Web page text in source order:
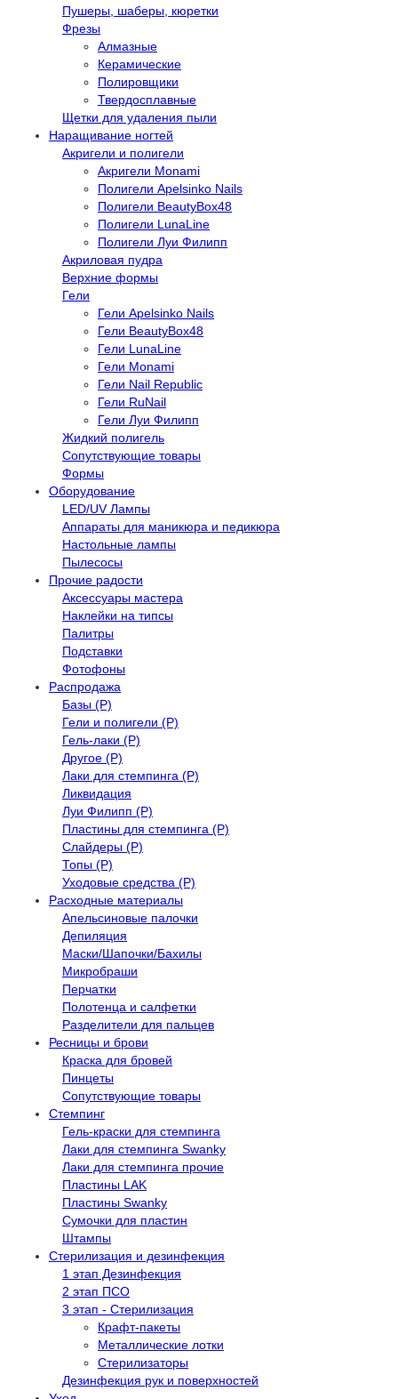
Пушеры, шаберы, кюретки
Фрезы
Алмазные
Керамические
Полировщики
Твердосплавные
Щетки для удаления пыли
Наращивание ногтей
Акригели и полигели
Акригели Monami
Полигели Apelsinko Nails
Полигели BeautyBox48
Полигели LunaLine
Полигели Луи Филипп
Акриловая пудра
Верхние формы
Гели
Гели Apelsinko Nails
Гели BeautyBox48
Гели LunaLine
Гели Monami
Гели Nail Republic
Гели RuNail
Гели Луи Филипп
Жидкий полигель
Сопутствующие товары
Формы
Оборудование
LED/UV Лампы
Аппараты для маникюра и педикюра
Настольные лампы
Пылесосы
Прочие радости
Аксессуары мастера
Наклейки на типсы
Палитры
Подставки
Фотофоны
Распродажа
Базы (Р)
Гели и полигели (Р)
Гель-лаки (Р)
Другое (Р)
Лаки для стемпинга (Р)
Ликвидация
Луи Филипп (Р)
Пластины для стемпинга (Р)
Слайдеры (Р)
Топы (Р)
Уходовые средства (Р)
Расходные материалы
Апельсиновые палочки
Депиляция
Маски/Шапочки/Бахилы
Микробраши
Перчатки
Полотенца и салфетки
Разделители для пальцев
Ресницы и брови
Краска для бровей
Пинцеты
Сопутствующие товары
Стемпинг
Гель-краски для стемпинга
Лаки для стемпинга Swanky
Лаки для стемпинга прочие
Пластины LAK
Пластины Swanky
Сумочки для пластин
Штампы
Стерилизация и дезинфекция
1 этап Дезинфекция
2 этап ПСО
3 этап - Стерилизация
Крафт-пакеты
Металлические лотки
Стерилизаторы
Дезинфекция рук и поверхностей